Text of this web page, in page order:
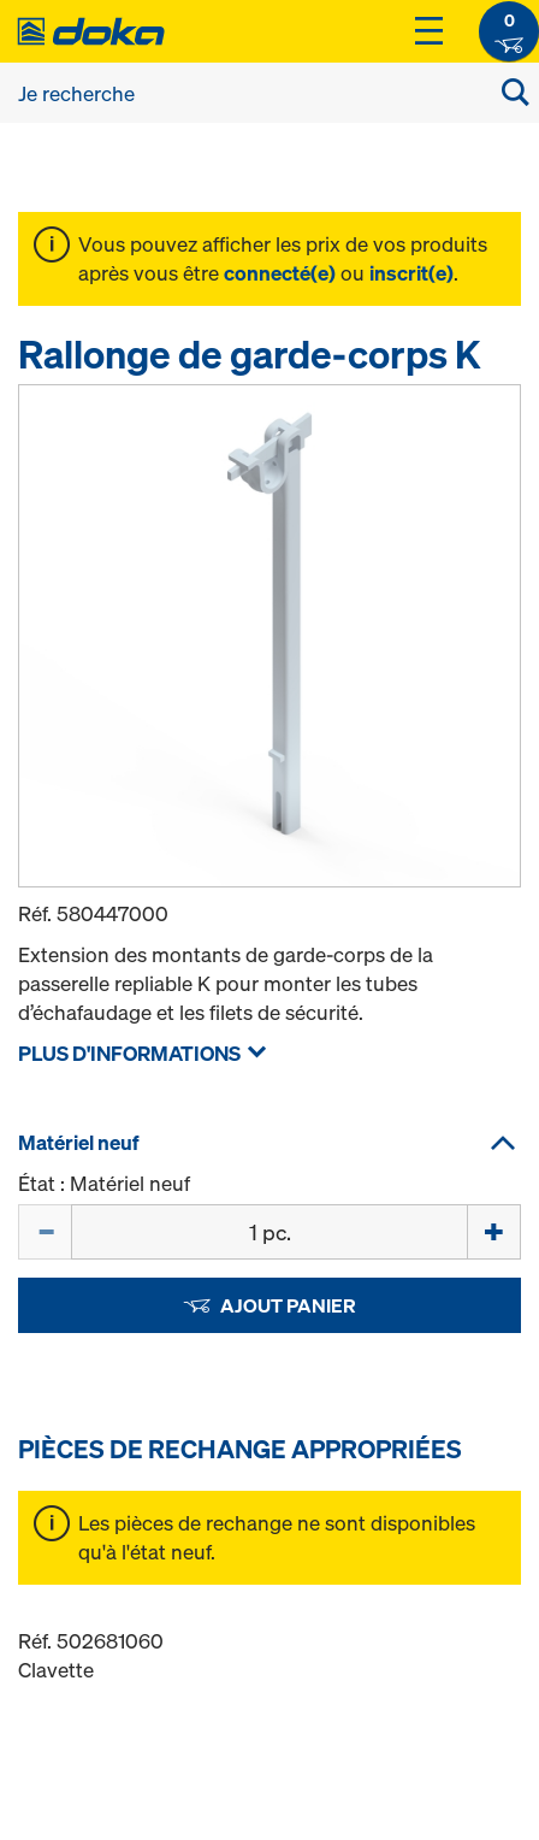
0
Vous pouvez afficher les prix de vos produits
après vous êtreconnecté(e)ou inscrit(e).
Rallonge de garde-corps K
Réf. 580447000
Extension des montants de garde-corps de la
passerelle repliable K pour monter les tubes
d’échafaudage et les filets de sécurité.
PLUS D'INFORMATIONS
Matériel neuf
État : Matériel neuf
AJOUT PANIER
PIÈCES DE RECHANGE APPROPRIÉES
Les pièces de rechange ne sont disponibles
qu'à l'état neuf.
Réf. 502681060
Clavette